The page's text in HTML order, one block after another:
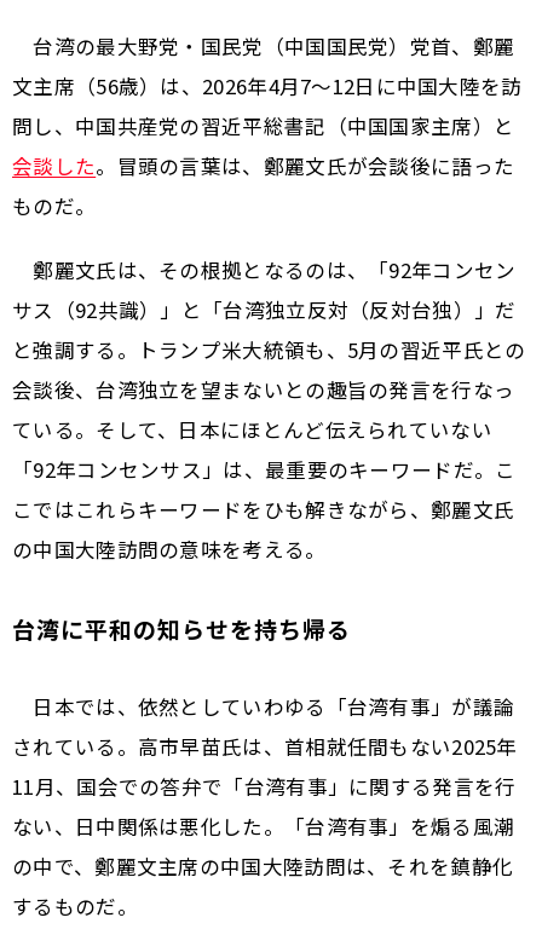
台湾の最大野党・国民党（中国国民党）党首、鄭麗
文主席（56歳）は、2026年4月7～12日に中国大陸を訪
問し、中国共産党の習近平総書記（中国国家主席）と
会談した。冒頭の言葉は、鄭麗文氏が会談後に語った
ものだ。
鄭麗文氏は、その根拠となるのは、「92年コンセン
サス（92共識）」と「台湾独立反対（反対台独）」だ
と強調する。トランプ米大統領も、5月の習近平氏との
会談後、台湾独立を望まないとの趣旨の発言を行なっ
ている。そして、日本にほとんど伝えられていない
「92年コンセンサス」は、最重要のキーワードだ。こ
こではこれらキーワードをひも解きながら、鄭麗文氏
の中国大陸訪問の意味を考える。
台湾に平和の知らせを持ち帰る
日本では、依然としていわゆる「台湾有事」が議論
されている。高市早苗氏は、首相就任間もない2025年
11月、国会での答弁で「台湾有事」に関する発言を行
ない、日中関係は悪化した。「台湾有事」を煽る風潮
の中で、鄭麗文主席の中国大陸訪問は、それを鎮静化
するものだ。